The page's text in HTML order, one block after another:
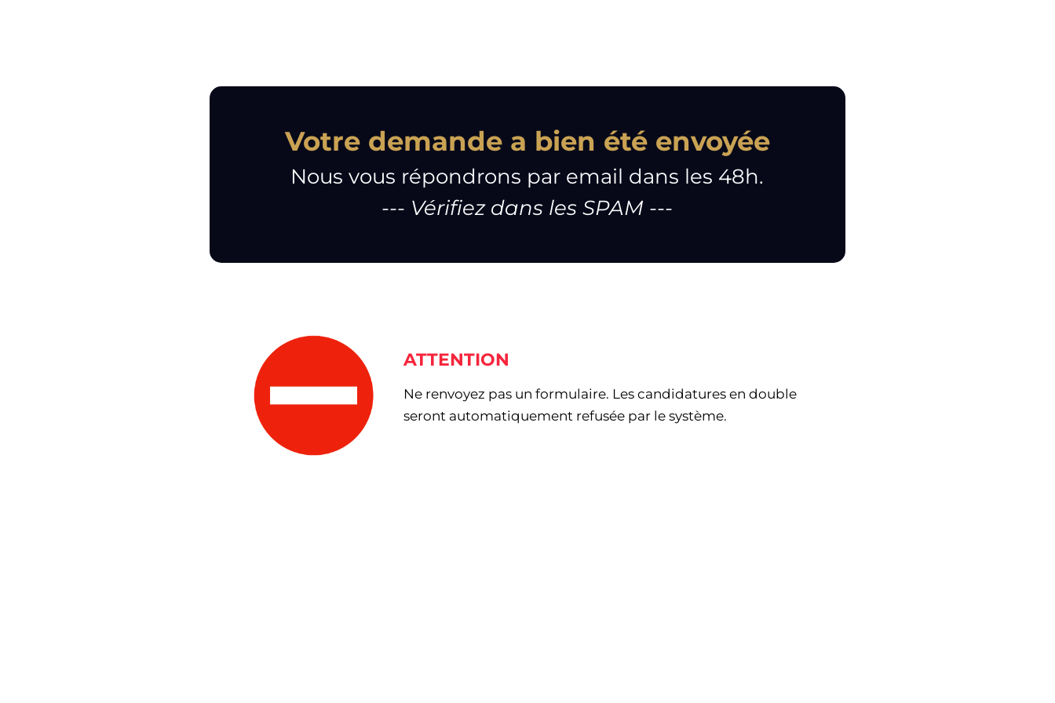
Votre demande a bien été envoyée
Nous vous répondrons par email dans les 48h.
--- Vérifiez dans les SPAM ---
ATTENTION
Ne renvoyez pas un formulaire. Les candidatures en double
seront automatiquement refusée par le système.